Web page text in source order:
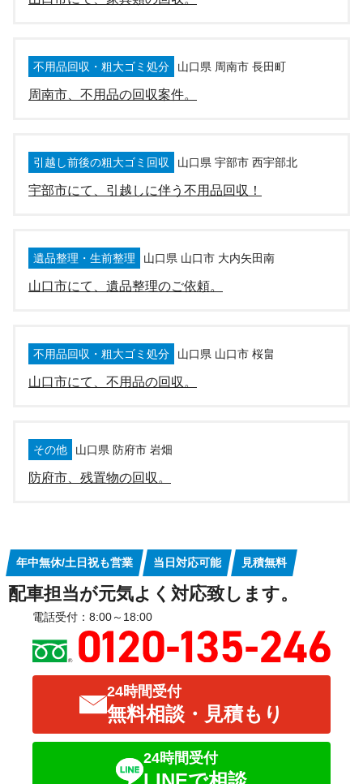
不用品回収・粗大ゴミ処分 山口県 周南市 長田町
周南市、不用品の回収案件。
引越し前後の粗大ゴミ回収 山口県 宇部市 西宇部北
宇部市にて、引越しに伴う不用品回収！
遺品整理・生前整理 山口県 山口市 大内矢田南
山口市にて、遺品整理のご依頼。
不用品回収・粗大ゴミ処分 山口県 山口市 桜畠
山口市にて、不用品の回収。
その他 山口県 防府市 岩畑
防府市、残置物の回収。
年中無休/土日祝も営業 当日対応可能 見積無料
配車担当が元気よく対応致します。
電話受付：8:00～18:00
24時間受付
無料相談・見積もり
24時間受付